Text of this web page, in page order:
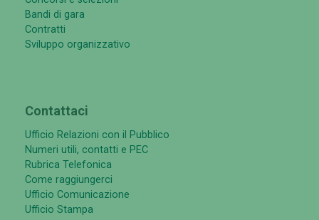
Bandi di gara
Contratti
Sviluppo organizzativo
Contattaci
Ufficio Relazioni con il Pubblico
Numeri utili, contatti e PEC
Rubrica Telefonica
Come raggiungerci
Ufficio Comunicazione
Ufficio Stampa